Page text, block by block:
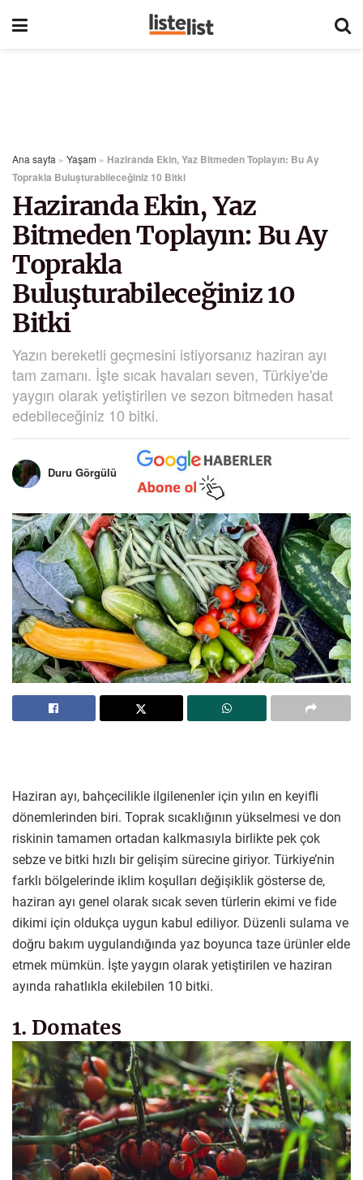
Ana sayfa » Yaşam » Haziranda Ekin, Yaz Bitmeden Toplayın: Bu Ay
Toprakla Buluşturabileceğiniz 10 Bitki
Haziranda Ekin, Yaz
Bitmeden Toplayın: Bu Ay
Toprakla
Buluşturabileceğiniz 10
Bitki
Yazın bereketli geçmesini istiyorsanız haziran ayı
tam zamanı. İşte sıcak havaları seven, Türkiye'de
yaygın olarak yetiştirilen ve sezon bitmeden hasat
edebileceğiniz 10 bitki.
Duru Görgülü
Haziran ayı, bahçecilikle ilgilenenler için yılın en keyifli
dönemlerinden biri. Toprak sıcaklığının yükselmesi ve don
riskinin tamamen ortadan kalkmasıyla birlikte pek çok
sebze ve bitki hızlı bir gelişim sürecine giriyor. Türkiye’nin
farklı bölgelerinde iklim koşulları değişiklik gösterse de,
haziran ayı genel olarak sıcak seven türlerin ekimi ve fide
dikimi için oldukça uygun kabul ediliyor. Düzenli sulama ve
doğru bakım uygulandığında yaz boyunca taze ürünler elde
etmek mümkün. İşte yaygın olarak yetiştirilen ve haziran
ayında rahatlıkla ekilebilen 10 bitki.
1. Domates